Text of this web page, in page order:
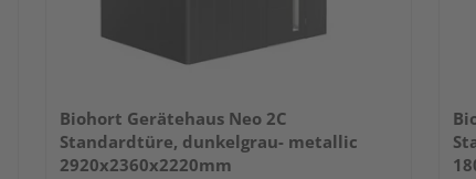
Biohort Gerätehaus Neo 2C
Standardtüre, dunkelgrau- metallic
2920x2360x2220mm